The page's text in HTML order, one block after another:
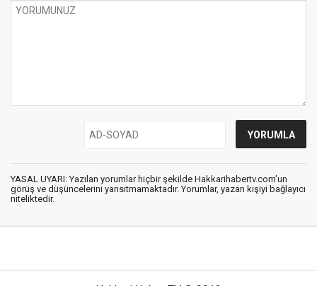
YASAL UYARI: Yazılan yorumlar hiçbir şekilde Hakkarihabertv.com’un
görüş ve düşüncelerini yansıtmamaktadır. Yorumlar, yazan kişiyi bağlayıcı
niteliktedir.